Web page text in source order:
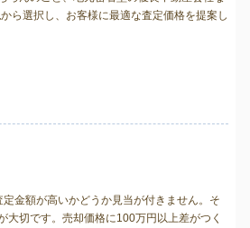
から選択し、お客様に最適な査定価格を提案し
金額が高いかどうか見当が付きません。そ
大切です。売却価格に100万円以上差がつく